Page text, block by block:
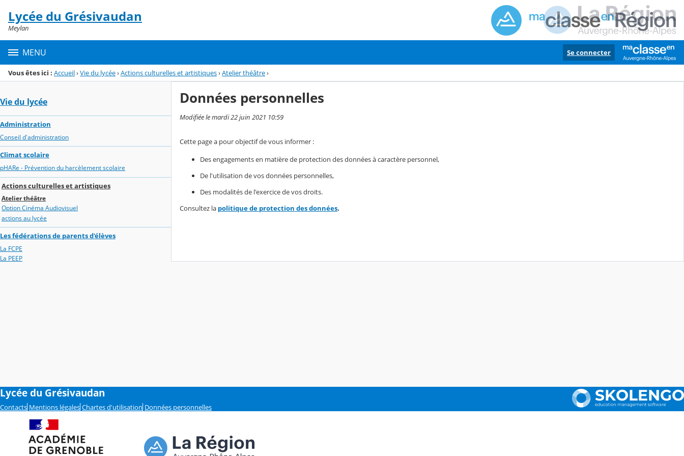
Menu de la rubrique
Contenu
Lycée du Grésivaudan
Meylan
MENU Se connecter
Vous êtes ici : Accueil›Vie du lycée›Actions culturelles et artistiques›Atelier théâtre›
Vie du lycée
Administration
Conseil d'administration
Climat scolaire
pHARe - Prévention du harcèlement scolaire
Actions culturelles et artistiques
Atelier théâtre
Option Cinéma Audiovisuel
actions au lycée
Les fédérations de parents d'élèves
La FCPE
La PEEP
Données personnelles
Modifiée le mardi 22 juin 2021 10:59
Cette page a pour objectif de vous informer :
Des engagements en matière de protection des données à caractère personnel,
De l'utilisation de vos données personnelles,
Des modalités de l'exercice de vos droits.
Consultez la politique de protection des données.
Lycée du Grésivaudan
Contacts Mentions légales Chartes d'utilisation Données personnelles